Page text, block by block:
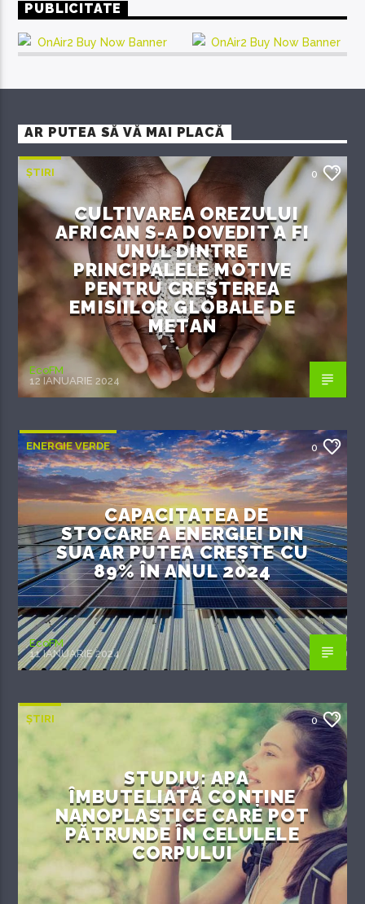
PUBLICITATE
AR PUTEA SĂ VĂ MAI PLACĂ
ȘTIRI 0
CULTIVAREA OREZULUI
AFRICAN S-A DOVEDIT A FI
UNUL DINTRE
PRINCIPALELE MOTIVE
PENTRU CREȘTEREA
EMISIILOR GLOBALE DE
METAN
EcoFM
12 IANUARIE 2024
ENERGIE VERDE 0
CAPACITATEA DE
STOCARE A ENERGIEI DIN
SUA AR PUTEA CREȘTE CU
89% ÎN ANUL 2024
EcoFM
11 IANUARIE 2024
ȘTIRI 0
STUDIU: APA
ÎMBUTELIATĂ CONȚINE
NANOPLASTICE CARE POT
PĂTRUNDE ÎN CELULELE
CORPULUI